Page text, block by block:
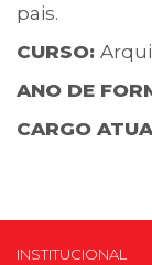
pais.
CURSO:
ANO DE
CARGO
INSTITUCIONAL